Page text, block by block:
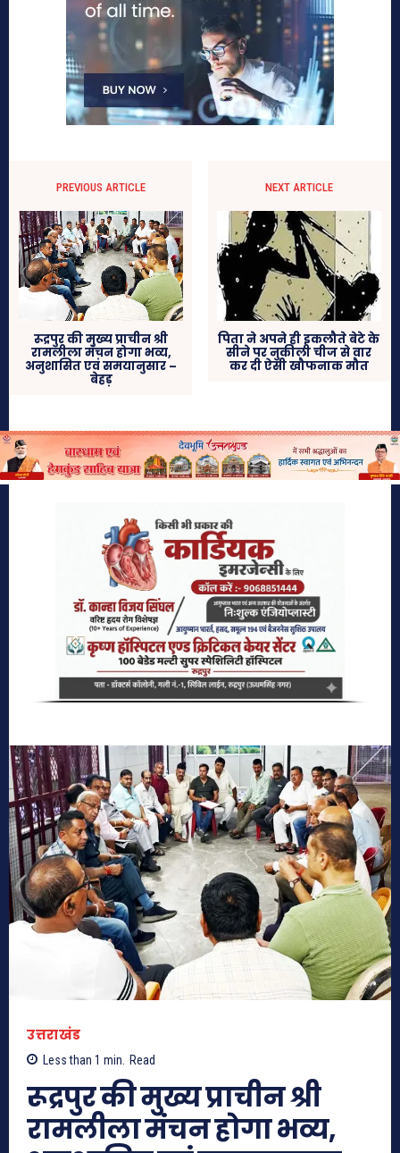
PREVIOUS ARTICLE
रूद्रपुर की मुख्य प्राचीन श्री
रामलीला मंचन होगा भव्य,
अनुशासित एवं समयानुसार –
बेहड़
NEXT ARTICLE
पिता ने अपने ही इकलौते बेटे के
सीने पर नुकीली चीज से वार
कर दी ऐसी खौफनाक मौत